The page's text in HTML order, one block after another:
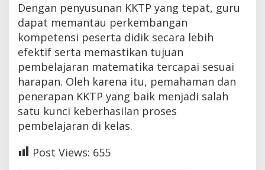
Dengan penyusunan KKTP yang tepat, guru
dapat memantau perkembangan
kompetensi peserta didik secara lebih
efektif serta memastikan tujuan
pembelajaran matematika tercapai sesuai
harapan. Oleh karena itu, pemahaman dan
penerapan KKTP yang baik menjadi salah
satu kunci keberhasilan proses
pembelajaran di kelas.
Post Views: 655